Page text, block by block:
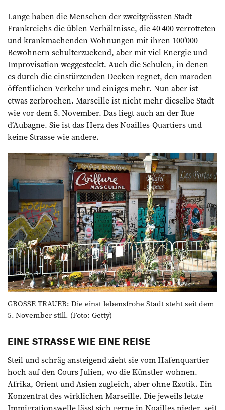
Lange haben die Menschen der zweitgrössten Stadt
Frankreichs die üblen Verhältnisse, die 40 400 verrotteten
und krankmachenden Wohnungen mit ihren 100’000
Bewohnern schulterzuckend, aber mit viel Energie und
Improvisation weggesteckt. Auch die Schulen, in denen
es durch die einstürzenden Decken regnet, den maroden
öffentlichen Verkehr und einiges mehr. Nun aber ist
etwas zerbrochen. Marseille ist nicht mehr dieselbe Stadt
wie vor dem 5. November. Das liegt auch an der Rue
d’Aubagne. Sie ist das Herz des Noailles-Quartiers und
keine Strasse wie andere.
GROSSE TRAUER: Die einst lebensfrohe Stadt steht seit dem
5. November still. (Foto: Getty)
EINE STRASSE WIE EINE REISE
Steil und schräg ansteigend zieht sie vom Hafenquartier
hoch auf den Cours Julien, wo die Künstler wohnen.
Afrika, Orient und Asien zugleich, aber ohne Exotik. Ein
Konzentrat des wirklichen Marseille. Die jeweils letzte